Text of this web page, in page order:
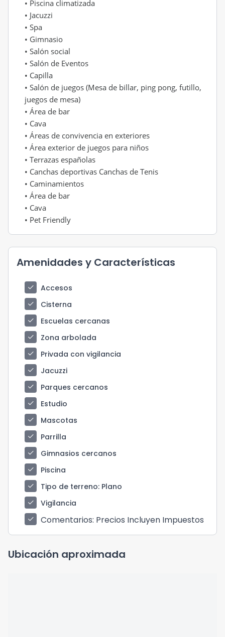
• Piscina climatizada
• Jacuzzi
• Spa
• Gimnasio
• Salón social
• Salón de Eventos
• Capilla
• Salón de juegos (Mesa de billar, ping pong, futillo,
juegos de mesa)
• Área de bar
• Cava
• Áreas de convivencia en exteriores
• Área exterior de juegos para niños
• Terrazas españolas
• Canchas deportivas Canchas de Tenis
• Caminamientos
• Área de bar
• Cava
• Pet Friendly
Amenidades y Características
check
Accesos
check
Cisterna
check
Escuelas cercanas
check
Zona arbolada
check
Privada con vigilancia
check
Jacuzzi
check
Parques cercanos
check
Estudio
check
Mascotas
check
Parrilla
check
Gimnasios cercanos
check
Piscina
check
Tipo de terreno: Plano
check
Vigilancia
check
Comentarios: Precios Incluyen Impuestos
Ubicación aproximada